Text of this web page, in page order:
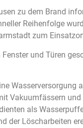
zu dem Brand
Reihenfolge
zum
und Türen
Wasserversorgung
Vakuumfässern
als
Löscharbeiten